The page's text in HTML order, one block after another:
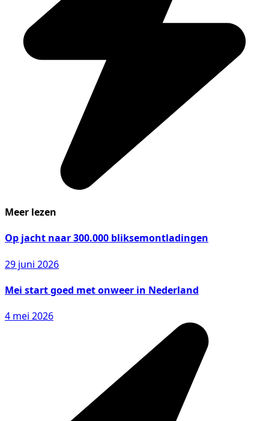
Meer lezen
Op jacht naar 300.000 bliksemontladingen
29 juni 2026
Mei start goed met onweer in Nederland
4 mei 2026